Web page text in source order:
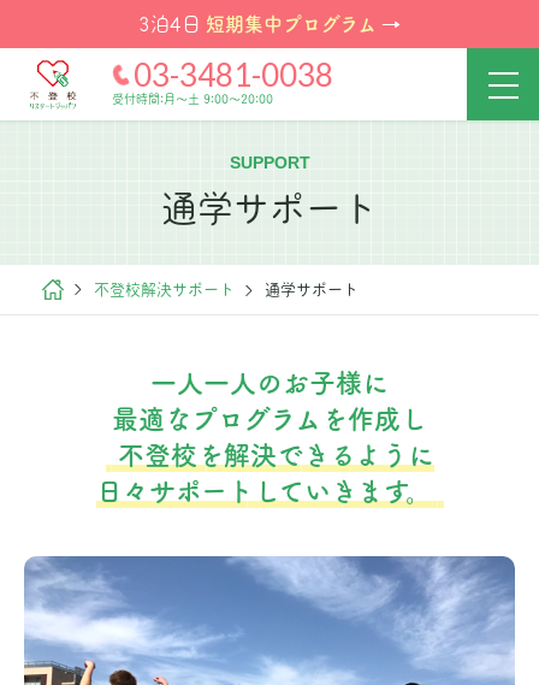
3泊4日 短期集中プログラム →
03-3481-0038
受付時間:月～土 9:00～20:00
SUPPORT
通学サポート
不登校解決サポート 通学サポート
一人一人のお子様に
最適なプログラムを作成し
不登校を解決できるように
日々サポートしていきます。